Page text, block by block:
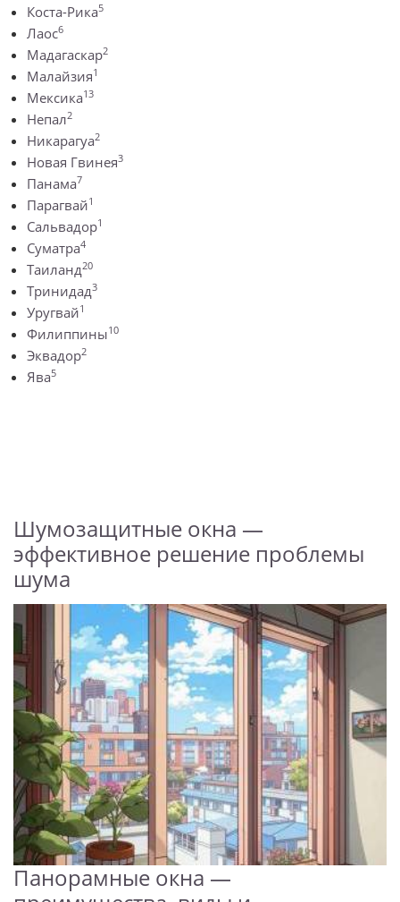
Коста-Рика5
Лаос6
Мадагаскар2
Малайзия1
Мексика13
Непал2
Никарагуа2
Новая Гвинея3
Панама7
Парагвай1
Сальвадор1
Суматра4
Таиланд20
Тринидад3
Уругвай1
Филиппины10
Эквадор2
Ява5
Шумозащитные окна —
эффективное решение проблемы
шума
Панорамные окна —